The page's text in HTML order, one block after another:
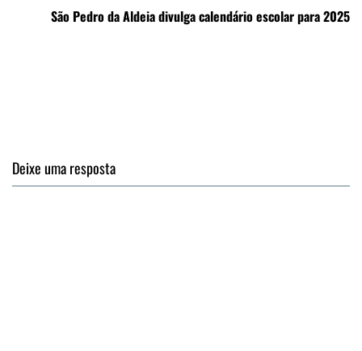
São Pedro da Aldeia divulga calendário escolar para 2025
Deixe uma resposta